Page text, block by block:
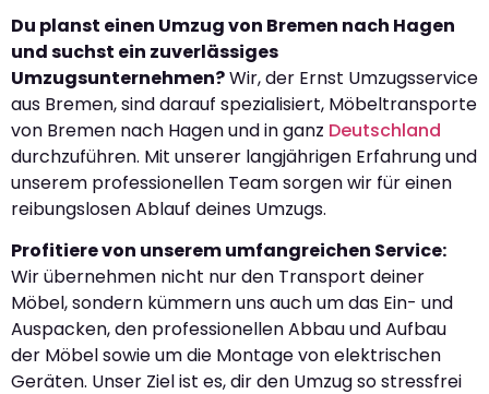
Du planst einen Umzug von Bremen nach Hagen
und suchst ein zuverlässiges
Umzugsunternehmen?Wir, der Ernst Umzugsservice
aus Bremen, sind darauf spezialisiert, Möbeltransporte
von Bremen nach Hagen und in ganz Deutschland
durchzuführen. Mit unserer langjährigen Erfahrung und
unserem professionellen Team sorgen wir für einen
reibungslosen Ablauf deines Umzugs.
Profitiere von unserem umfangreichen Service:
Wir übernehmen nicht nur den Transport deiner
Möbel, sondern kümmern uns auch um das Ein- und
Auspacken, den professionellen Abbau und Aufbau
der Möbel sowie um die Montage von elektrischen
Geräten. Unser Ziel ist es, dir den Umzug so stressfrei